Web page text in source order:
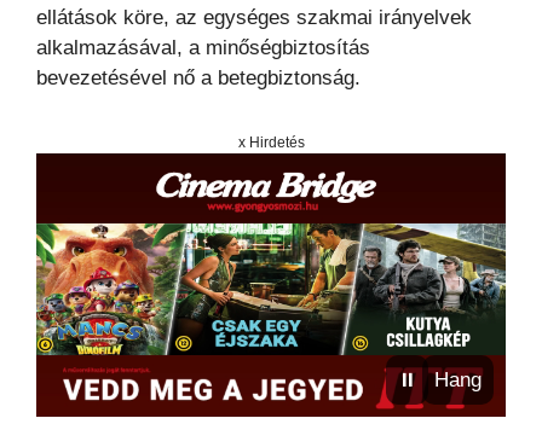
ellátások köre, az egységes szakmai irányelvek
alkalmazásával, a minőségbiztosítás
bevezetésével nő a betegbiztonság.
x Hirdetés
⏸ Hang